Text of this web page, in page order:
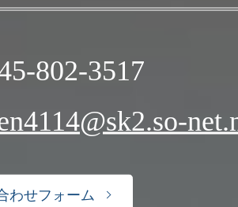
802-3517
わせフォーム